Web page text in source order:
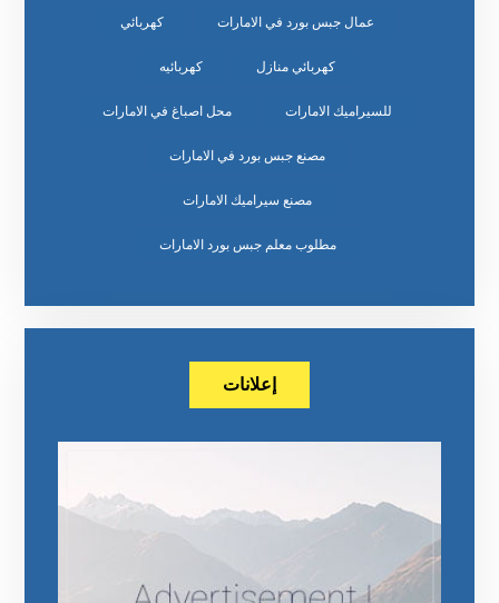
عمال جبس بورد في الامارات كهربائي
كهربائي منازل كهربائيه
للسيراميك الامارات محل اصباغ في الامارات
مصنع جبس بورد في الامارات
مصنع سيراميك الامارات
مطلوب معلم جبس بورد الامارات
إعلانات